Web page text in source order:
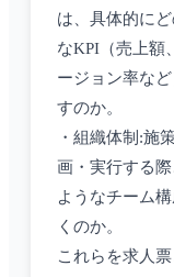
は、具体的にど
なKPI（売上額
ージョン率な
すのか。
・組織体制:施
画・実行する
ようなチーム
くのか。
これらを求人